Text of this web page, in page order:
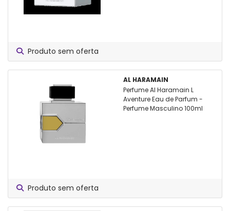
Produto sem oferta
AL HARAMAIN
Perfume Al Haramain L
Aventure Eau de Parfum -
Perfume Masculino 100ml
Produto sem oferta